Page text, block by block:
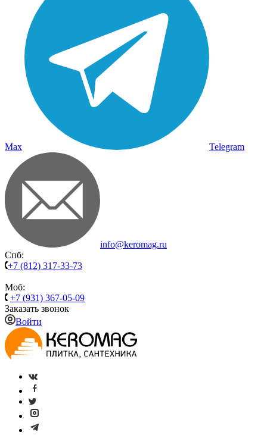
Max Telegram
info@keromag.ru
Спб:
+7 (812) 317-33-73
Моб:
+7 (931) 367-05-09
Заказать звонок
Войти